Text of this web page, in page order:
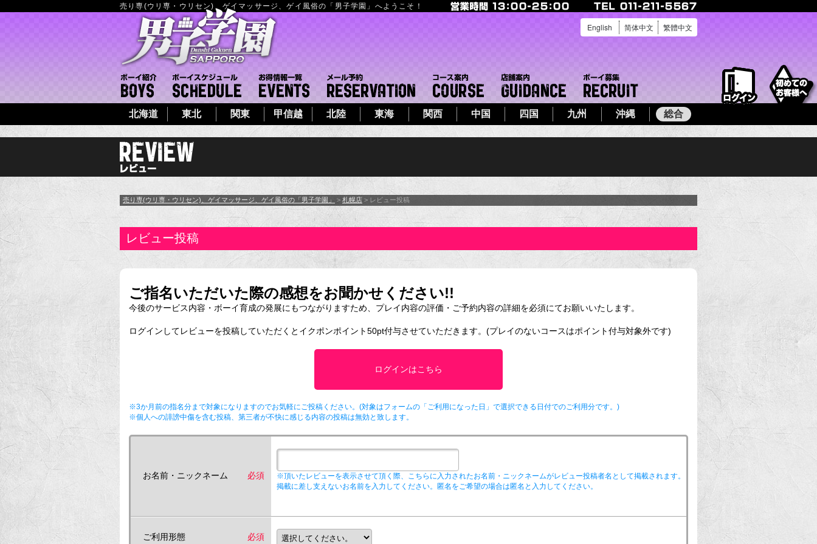
売り専(ウリ専・ウリセン)、ゲイマッサージ、ゲイ風俗の「男子学園」へようこそ！
English 简体中文 繁體中文
北海道 東北 関東 甲信越 北陸 東海 関西 中国 四国 九州 沖縄 総合
ボーイ紹介 ボーイシフト イベント一覧 メール予約 コース案内 店舗案内
ログイン
売り専(ウリ専・ウリセン)、ゲイマッサージ、ゲイ風俗の「男子学園」 > 札幌店 > レビュー投稿
レビュー投稿
ご指名いただいた際の感想をお聞かせください!!
今後のサービス内容・ボーイ育成の発展にもつながりますため、プレイ内容の評価・ご予約内容の詳細を必須にてお願いいたします。
ログインしてレビューを投稿していただくとイクポンポイント50pt付与させていただきます。(プレイのないコースはポイント付与対象外です)
ログインはこちら
※3か月前の指名分まで対象になりますのでお気軽にご投稿ください。(対象はフォームの「ご利用になった日」で選択できる日付でのご利用分です。)
※個人への誹謗中傷を含む投稿、第三者が不快に感じる内容の投稿は無効と致します。
お名前・ニックネーム 必須
※頂いたレビューを表示させて頂く際、こちらに入力されたお名前・ニックネームがレビュー投稿者名として掲載されます。
掲載に差し支えないお名前を入力してください。匿名をご希望の場合は匿名と入力してください。
ご利用形態 必須